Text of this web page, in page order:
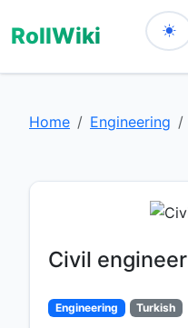
RollWiki
Home Engineering
Civil engineer
Engineering Turkish